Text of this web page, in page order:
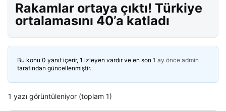
Rakamlar ortaya çıktı! Türkiye
ortalamasını 40’a katladı
Bu konu 0 yanıt içerir, 1 izleyen vardır ve en son 1 ay önce admin
tarafından güncellenmiştir.
1 yazı görüntüleniyor (toplam 1)